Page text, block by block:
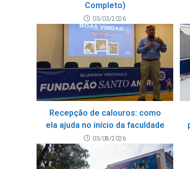
Completo)
03/03/2026
Recepção de calouros: como
ela ajuda no início da faculdade
03/08/2026